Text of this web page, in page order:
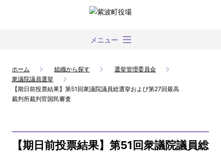
メニュー
ホーム 組織から探す
選挙管理委員会
衆議院議員選挙
【期日前投票結果】第51回衆議院議員総選挙および第27回最高
裁判所裁判官国民審査
【期日前投票結果】第51回衆議院議員総